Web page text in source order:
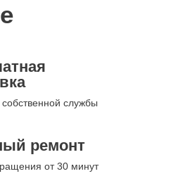
службы
ремонт
от 30 минут